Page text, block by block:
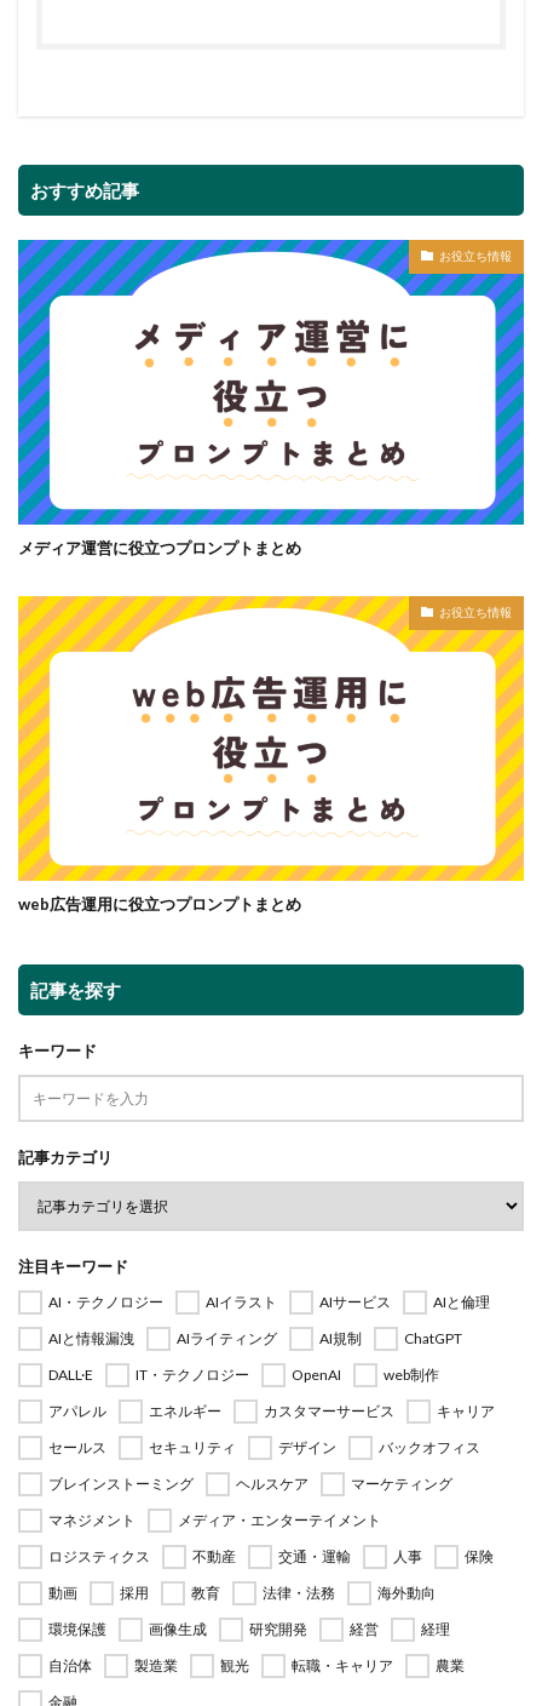
おすすめ記事
お役立ち情報
メディア運営に役立つプロンプトまとめ
お役立ち情報
web広告運用に役立つプロンプトまとめ
記事を探す
キーワード
記事カテゴリ
注目キーワード
AI・テクノロジー AIイラスト AIサービス
AIと倫理
AIと情報漏洩
AIライティング AI規制
ChatGPT
DALL·E
IT・テクノロジー OpenAI
web制作
アパレル
エネルギー カスタマーサービス
キャリア
セールス
セキュリティ デザイン
バックオフィス
ブレインストーミング
ヘルスケア
マーケティング
マネジメント
メディア・エンターテイメント
ロジスティクス
不動産 交通・運輸 人事
保険
動画
採用 教育 法律・法務
海外動向
環境保護
画像生成 研究開発 経営
経理
自治体
製造業 観光 転職・キャリア
農業
金融